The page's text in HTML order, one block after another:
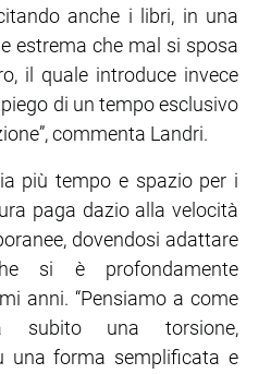
anche i libri, in una
estrema che mal si sposa
il quale introduce invece
di un tempo esclusivo
commenta Landri.
più tempo e spazio per i
paga dazio alla velocità
dovendosi adattare
si è profondamente
anni. “Pensiamo a come
subito una torsione,
una forma semplificata e